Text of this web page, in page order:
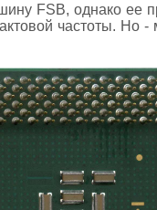
FSB, однако ее
частоты. Но -